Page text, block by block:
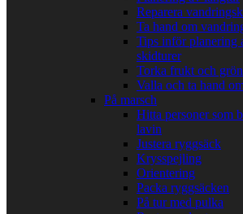
Reparera
Ta hand om
Tips inför planering
skidturer
Torka frukt och
Valla och ta hand
På marsch
Hitta personer som
lavin
Justera ryggsäck
Krysspejling
Orientering
Packa ryggsäcken
På tur med pulka